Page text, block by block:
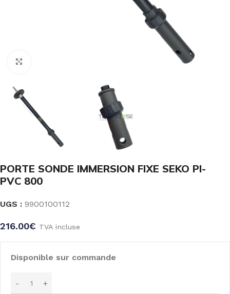
PORTE SONDE IMMERSION FIXE SEKO PI-
PVC 800
UGS : 9900100112
216.00€ TVA incluse
Disponible sur commande